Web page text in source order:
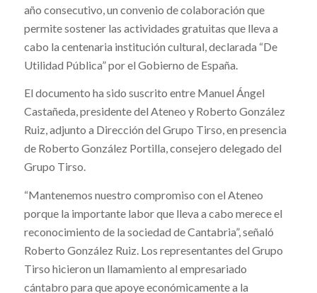
año consecutivo, un convenio de colaboración que
permite sostener las actividades gratuitas que lleva a
cabo la centenaria institución cultural, declarada “De
Utilidad Pública” por el Gobierno de España.
El documento ha sido suscrito entre Manuel Ángel
Castañeda, presidente del Ateneo y Roberto González
Ruiz, adjunto a Dirección del Grupo Tirso, en presencia
de Roberto González Portilla, consejero delegado del
Grupo Tirso.
“Mantenemos nuestro compromiso con el Ateneo
porque la importante labor que lleva a cabo merece el
reconocimiento de la sociedad de Cantabria”, señaló
Roberto González Ruiz. Los representantes del Grupo
Tirso hicieron un llamamiento al empresariado
cántabro para que apoye económicamente a la